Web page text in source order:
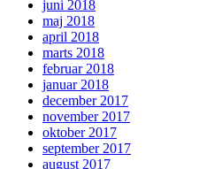
juni 2018
maj 2018
april 2018
marts 2018
februar 2018
januar 2018
december 2017
november 2017
oktober 2017
september 2017
august 2017